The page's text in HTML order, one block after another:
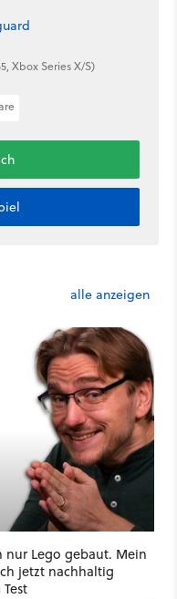
Xbox Series X/S)
alle anzeigen
nur Lego gebaut. Mein
jetzt nachhaltig